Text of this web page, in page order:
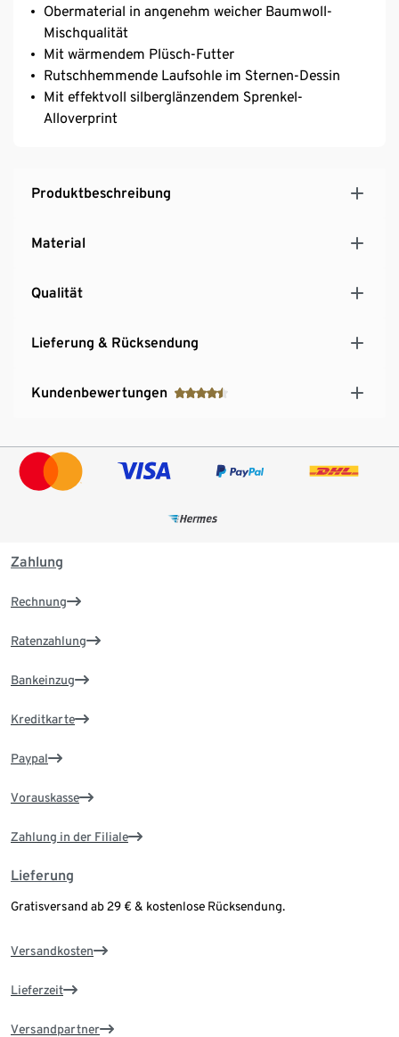
Obermaterial in angenehm weicher Baumwoll-
Mischqualität
Mit wärmendem Plüsch-Futter
Rutschhemmende Laufsohle im Sternen-Dessin
Mit effektvoll silberglänzendem Sprenkel-
Alloverprint
Produktbeschreibung
Material
Qualität
Lieferung & Rücksendung
Kundenbewertungen
Zahlung
Rechnung
Ratenzahlung
Bankeinzug
Kreditkarte
Paypal
Vorauskasse
Zahlung in der Filiale
Lieferung
Gratisversand ab 29 € & kostenlose Rücksendung.
Versandkosten
Lieferzeit
Versandpartner